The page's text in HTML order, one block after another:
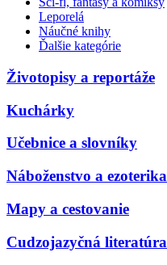
Leporelá
Náučné knihy
Ďalšie kategórie
Životopisy a reportáže
Kuchárky
Učebnice a slovníky
Náboženstvo a ezoterika
Mapy a cestovanie
Cudzojazyčná literatúra